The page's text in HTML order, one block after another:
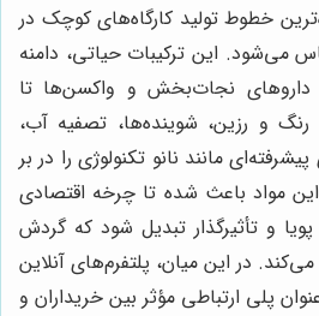
خطوط تولید کارگاه‌های کوچک در
می‌شود. این ترکیبات حیاتی، دامنه
داروهای نجات‌بخش و واکسن‌ها تا
و رزین، شوینده‌ها، تصفیه آب،
مانند نانو تکنولوژی را در بر
مواد باعث شده تا چرخه اقتصادی
و تأثیرگذار تبدیل شود که گردش
در این میان، پلتفرم‌های آنلاین
پلی ارتباطی مؤثر بین خریداران و